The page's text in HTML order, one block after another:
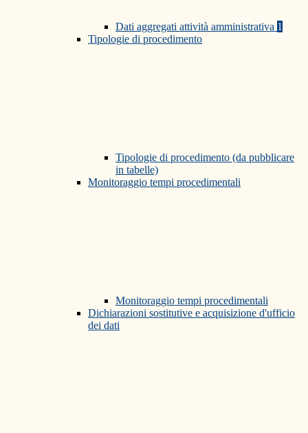
Dati aggregati attività amministrativa 1
Tipologie di procedimento
Tipologie di procedimento (da pubblicare
in tabelle)
Monitoraggio tempi procedimentali
Monitoraggio tempi procedimentali
Dichiarazioni sostitutive e acquisizione d'ufficio
dei dati